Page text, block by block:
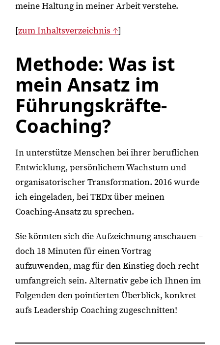
meine Haltung in meiner Arbeit verstehe.
[zum Inhaltsverzeichnis ↑]
Methode: Was ist
mein Ansatz im
Führungskräfte-
Coaching?
In unterstütze Menschen bei ihrer beruflichen
Entwicklung, persönlichem Wachstum und
organisatorischer Transformation. 2016 wurde
ich eingeladen, bei TEDx über meinen
Coaching-Ansatz zu sprechen.
Sie könnten sich die Aufzeichnung anschauen –
doch 18 Minuten für einen Vortrag
aufzuwenden, mag für den Einstieg doch recht
umfangreich sein. Alternativ gebe ich Ihnen im
Folgenden den pointierten Überblick, konkret
aufs Leadership Coaching zugeschnitten!